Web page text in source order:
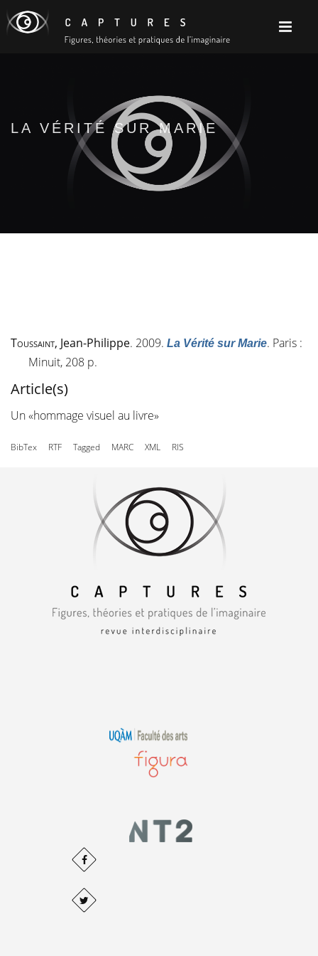
LA VÉRITÉ SUR MARIE
Toussaint, Jean-Philippe. 2009. La Vérité sur Marie. Paris :
Minuit, 208 p.
Article(s)
Un «hommage visuel au livre»
BibTex RTF Tagged MARC XML RIS